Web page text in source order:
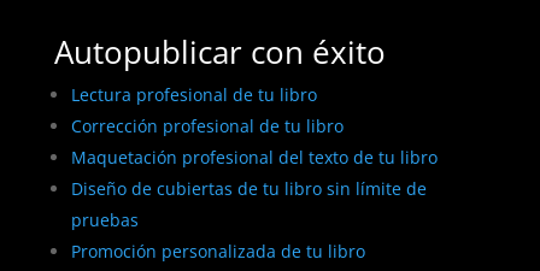
Autopublicar con éxito
Lectura profesional de tu libro
Corrección profesional de tu libro
Maquetación profesional del texto de tu libro
Diseño de cubiertas de tu libro sin límite de
pruebas
Promoción personalizada de tu libro